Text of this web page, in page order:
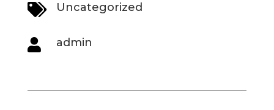
 Uncategorized
 admin